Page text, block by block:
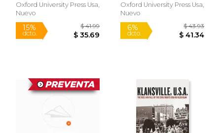
Oxford University Press Usa,
Nuevo
Oxford University Press Usa,
Nuevo